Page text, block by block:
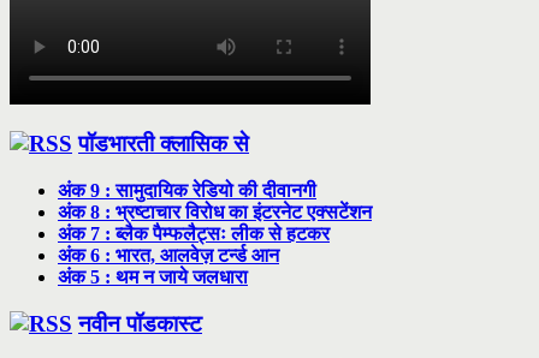
पॉडभारती क्लासिक से
अंक 9 : सामुदायिक रेडियो की दीवानगी
अंक 8 : भ्रष्टाचार विरोध का इंटरनेट एक्सटेंशन
अंक 7 : ब्लैक पैम्फलैट्सः लीक से हटकर
अंक 6 : भारत, आलवेज़ टर्न्ड आन
अंक 5 : थम न जाये जलधारा
नवीन पॉडकास्ट